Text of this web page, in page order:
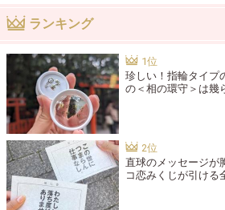
ランキング
珍しい！指輪タイプ
の＜相の環守＞は幾
直球のメッセージが
コ恋みくじが引ける